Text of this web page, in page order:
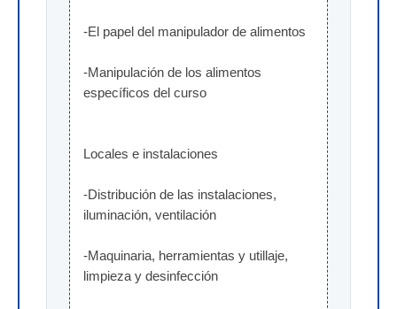
-El papel del manipulador de alimentos
-Manipulación de los alimentos
específicos del curso
Locales e instalaciones
-Distribución de las instalaciones,
iluminación, ventilación
-Maquinaria, herramientas y utillaje,
limpieza y desinfección